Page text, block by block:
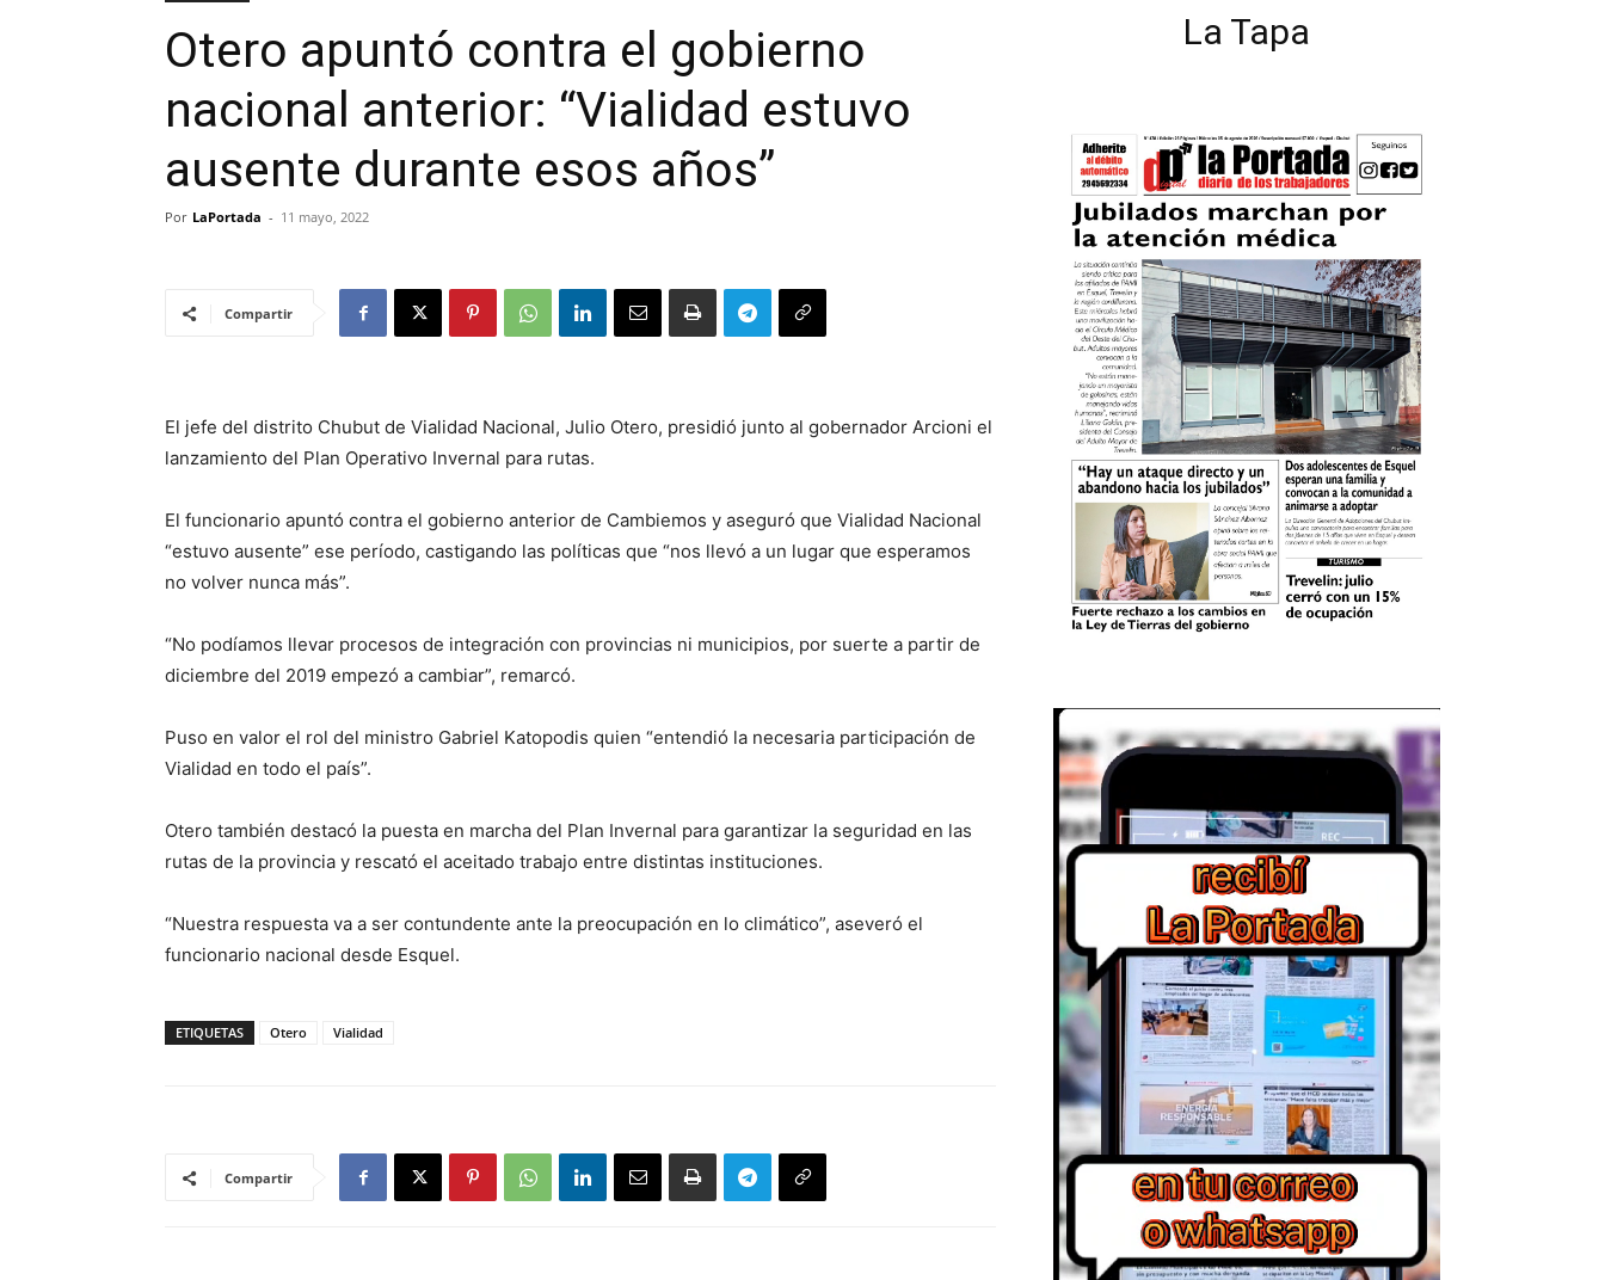
Otero apuntó contra el gobierno
nacional anterior: “Vialidad estuvo
ausente durante esos años”
Por LaPortada - 11 mayo, 2022
Compartir
El jefe del distrito Chubut de Vialidad Nacional, Julio Otero, presidió junto al gobernador Arcioni el
lanzamiento del Plan Operativo Invernal para rutas.
El funcionario apuntó contra el gobierno anterior de Cambiemos y aseguró que Vialidad Nacional
“estuvo ausente” ese período, castigando las políticas que “nos llevó a un lugar que esperamos
no volver nunca más”.
“No podíamos llevar procesos de integración con provincias ni municipios, por suerte a partir de
diciembre del 2019 empezó a cambiar”, remarcó.
Puso en valor el rol del ministro Gabriel Katopodis quien “entendió la necesaria participación de
Vialidad en todo el país”.
Otero también destacó la puesta en marcha del Plan Invernal para garantizar la seguridad en las
rutas de la provincia y rescató el aceitado trabajo entre distintas instituciones.
“Nuestra respuesta va a ser contundente ante la preocupación en lo climático”, aseveró el
funcionario nacional desde Esquel.
ETIQUETAS Otero Vialidad
Compartir
La Tapa